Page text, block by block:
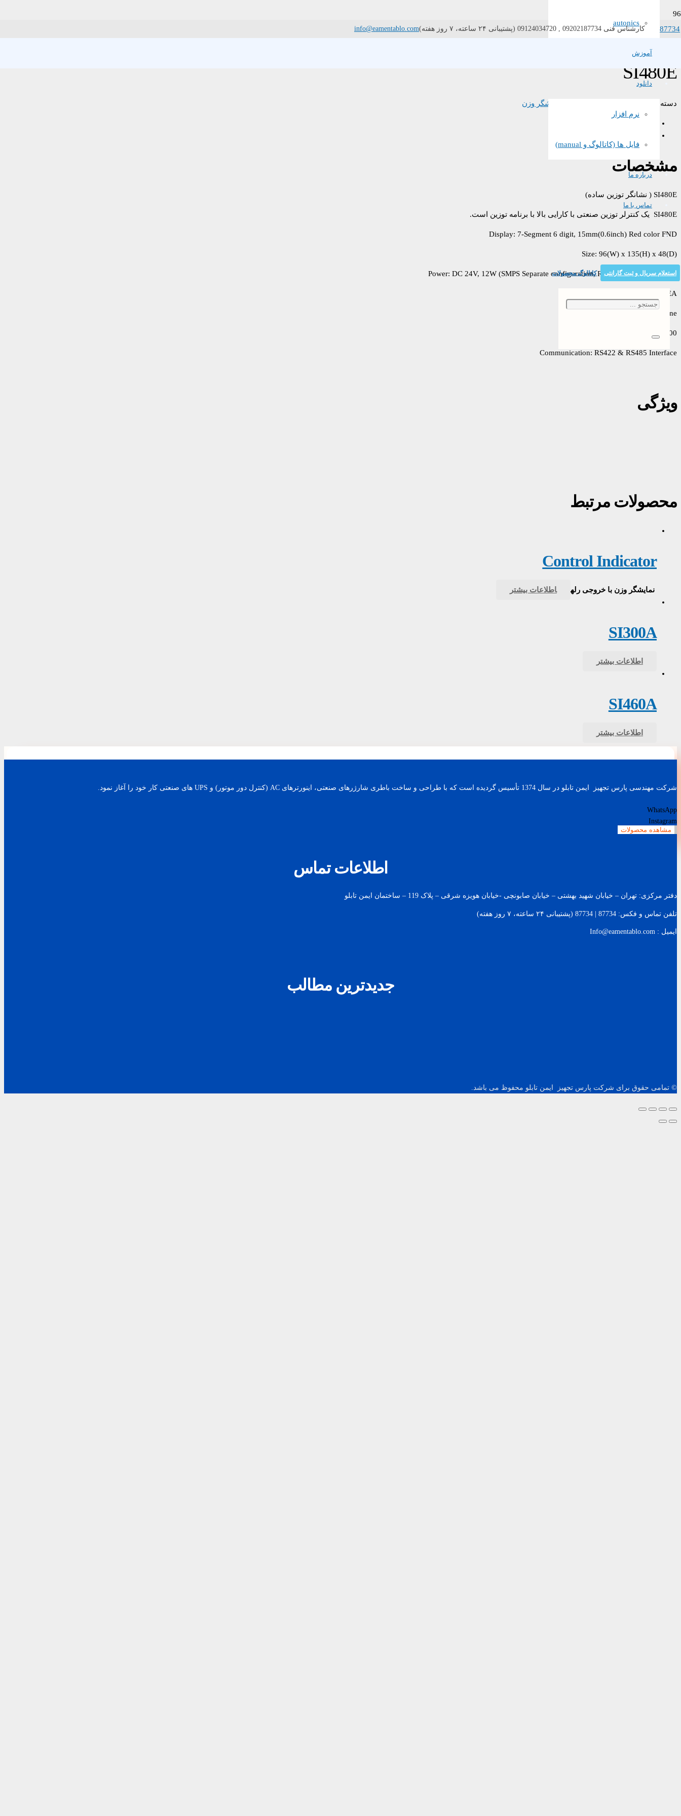
021-87734 کارشناس فنی 09202187734 , 09124034720 (پشتیبانی ۲۴ ساعته، ۷ روز هفته) info@eamentablo.com
autonics
آموزش
دانلود
نرم افزار
فایل ها (کاتالوگ و manual)
درباره ما
تماس با ما
استعلام سریال و ثبت گارانتی کاتالوگ محصولات
خانه/ نمایشگر وزن /
Simple weighining Indicator/ SI480E
SI480E
دسته: نمایشگر وزن
مشخصات
SI480E ( نشانگر توزین ساده)
SI480E یک کنترلر توزین صنعتی با کارایی بالا با برنامه توزین است.
​​​​Display: 7-Segment 6 digit, 15mm(0.6inch) Red color FND
​​​​Size: 96(W) x 135(H) x 48(D)
Power: DC 24V, 12W (SMPS Separate configuration, Recommended: 24V 1A)
Digital input: 2EA
​​​​Relay output: None
​​​​Display resolution: 1/20,000
Communication: RS422 & RS485 Interface
ویژگی
محصولات مرتبط
Control Indicator
نمایشگر وزن با خروجی رله اطلاعات بیشتر
SI300A
اطلاعات بیشتر
SI460A
اطلاعات بیشتر
مشاهده محصولات
شرکت مهندسی پارس تجهیز ایمن تابلو در سال 1374 تأسیس گردیده است که با طراحی و ساخت باطری شارژرهای صنعتی، اینورترهای AC (کنترل دور موتور) و UPS های صنعتی کار خود را آغاز نمود.
WhatsApp
Instagram
اطلاعات تماس
دفتر مرکزی: تهران – خیابان شهید بهشتی – خیابان صابونچی -خیابان هويزه شرقی – پلاک 119 – ساختمان ایمن تابلو
تلفن تماس و فکس: 87734 | 87734 (پشتیبانی ۲۴ ساعته، ۷ روز هفته)
ایمیل : Info@eamentablo.com
جدیدترین مطالب
© تمامی حقوق برای شرکت پارس تجهیز ایمن تابلو محفوظ می باشد.